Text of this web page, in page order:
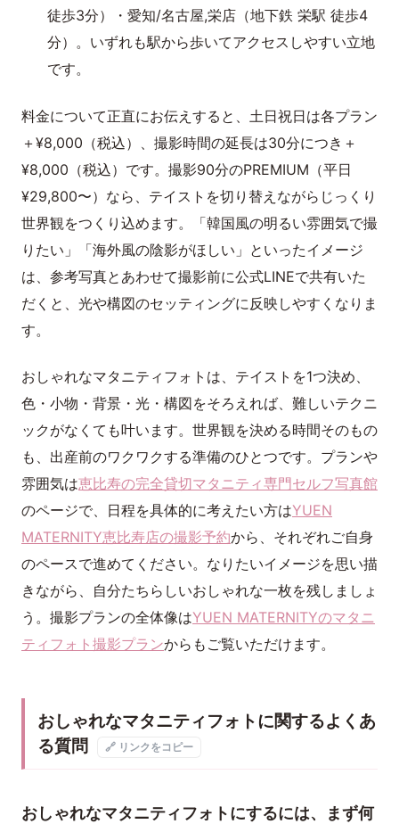
徒歩3分）・愛知/名古屋,栄店（地下鉄 栄駅 徒歩4
分）。いずれも駅から歩いてアクセスしやすい立地
です。
料金について正直にお伝えすると、土日祝日は各プラン
＋¥8,000（税込）、撮影時間の延長は30分につき＋
¥8,000（税込）です。撮影90分のPREMIUM（平日
¥29,800〜）なら、テイストを切り替えながらじっくり
世界観をつくり込めます。「韓国風の明るい雰囲気で撮
りたい」「海外風の陰影がほしい」といったイメージ
は、参考写真とあわせて撮影前に公式LINEで共有いた
だくと、光や構図のセッティングに反映しやすくなりま
す。
おしゃれなマタニティフォトは、テイストを1つ決め、
色・小物・背景・光・構図をそろえれば、難しいテクニ
ックがなくても叶います。世界観を決める時間そのもの
も、出産前のワクワクする準備のひとつです。プランや
雰囲気は恵比寿の完全貸切マタニティ専門セルフ写真館
のページで、日程を具体的に考えたい方はYUEN
MATERNITY恵比寿店の撮影予約から、それぞれご自身
のペースで進めてください。なりたいイメージを思い描
きながら、自分たちらしいおしゃれな一枚を残しましょ
う。撮影プランの全体像はYUEN MATERNITYのマタニ
ティフォト撮影プランからもご覧いただけます。
おしゃれなマタニティフォトに関するよくあ
る質問
🔗 リンクをコピー
おしゃれなマタニティフォトにするには、まず何